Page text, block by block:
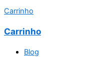
Carrinho
Carrinho
Blog